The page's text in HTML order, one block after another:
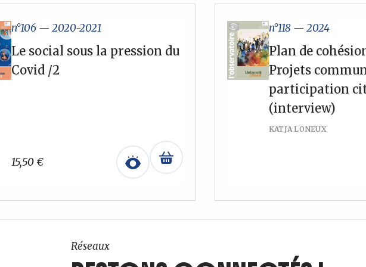
n°106 —2020-2021
Le social sous la pression du
Covid /2
15,50€
n°118 —2024
Plan de
Projets
participation
(interview)
KATJA LONEUX
Réseaux